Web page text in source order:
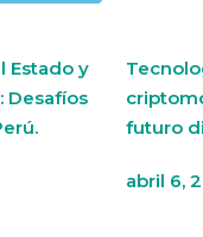
Estado y
Desafíos
futuro
abril 6,